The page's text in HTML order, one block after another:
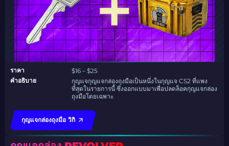
ราคา
$16 – $25
คำอธิบาย
กุญแจกุญแจกล่องถุงมือเป็นหนึ่งในกุญแจ CS2 ที่แพง
ที่สุดในรายการนี้ ซึ่งออกแบบมาเพื่อปลดล็อคกุญแจกล่อง
ถุงมือโดยเฉพาะ
กุญแจกล่องถุงมือ วิกิ